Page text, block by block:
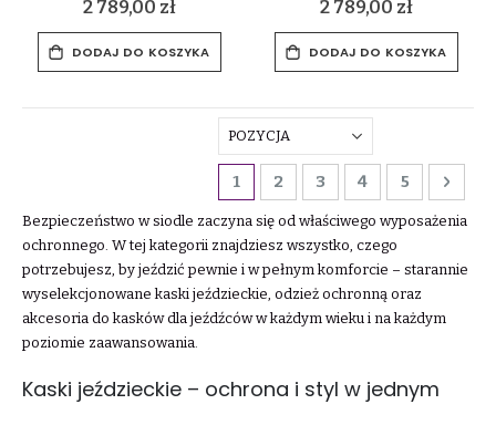
2 789,00 zł
DODAJ DO KOSZYKA
2 789,00 zł
DODAJ DO KOSZYKA
Strona
Aktualnie czytasz stronę
1 Strona
2 Strona
3 Strona
4 Strona
5 Dalej
Bezpieczeństwo w siodle zaczyna się od właściwego wyposażenia
ochronnego. W tej kategorii znajdziesz wszystko, czego
potrzebujesz, by jeździć pewnie i w pełnym komforcie – starannie
wyselekcjonowane kaski jeździeckie, odzież ochronną oraz
akcesoria do kasków dla jeźdźców w każdym wieku i na każdym
poziomie zaawansowania.
Kaski jeździeckie – ochrona i styl w jednym